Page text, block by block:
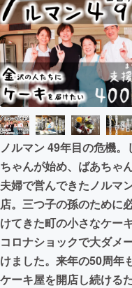
アート・写真
テクノロジー
映像・映画
ビジネス・起
まちづくり・
CAMPFIRE for
CAMPFIREふる
ノルマン 49年目の危機。
ちゃんが始め、ばあちゃ
夫婦で営んできたノルマ
店。三つ子の孫のために
けてきた町の小さなケーキ
コロナショックで大ダメ
けました。来年の50周年
ケーキ屋を開店し続けるた